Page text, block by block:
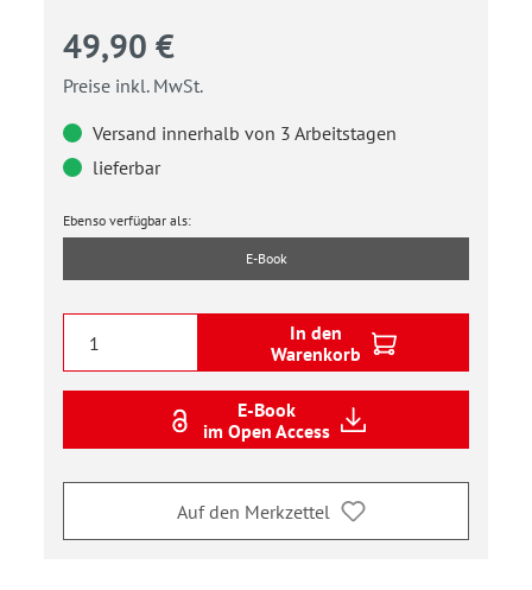
49,90 €
Preise inkl. MwSt.
Versand innerhalb von 3 Arbeitstagen
lieferbar
Ebenso verfügbar als:
E-Book
In den
Warenkorb
E-Book
im Open Access
Auf den Merkzettel